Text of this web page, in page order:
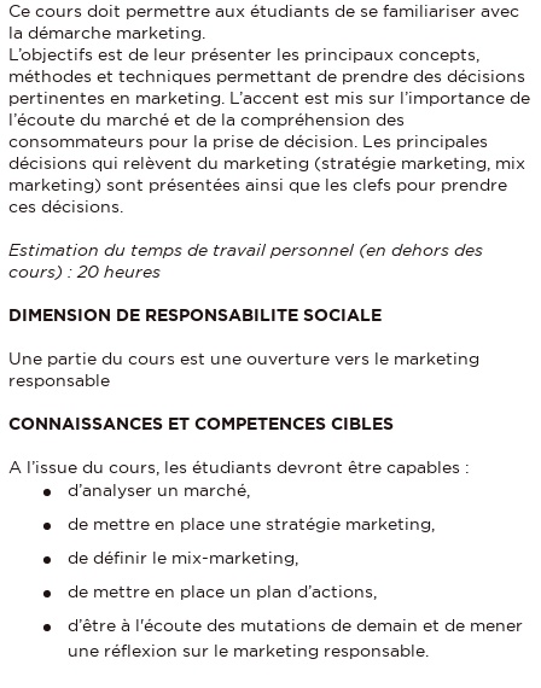
Ce cours doit permettre aux étudiants de se familiariser avec
la démarche marketing.
L’objectifs est de leur présenter les principaux concepts,
méthodes et techniques permettant de prendre des décisions
pertinentes en marketing. L’accent est mis sur l’importance de
l’écoute du marché et de la compréhension des
consommateurs pour la prise de décision. Les principales
décisions qui relèvent du marketing (stratégie marketing, mix
marketing) sont présentées ainsi que les clefs pour prendre
ces décisions.
Estimation du temps de travail personnel (en dehors des
cours) : 20 heures
DIMENSION DE RESPONSABILITE SOCIALE
Une partie du cours est une ouverture vers le marketing
responsable
CONNAISSANCES ET COMPETENCES CIBLES
A l’issue du cours, les étudiants devront être capables :
d’analyser un marché,
de mettre en place une stratégie marketing,
de définir le mix-marketing,
de mettre en place un plan d’actions,
d’être à l'écoute des mutations de demain et de mener
une réflexion sur le marketing responsable.